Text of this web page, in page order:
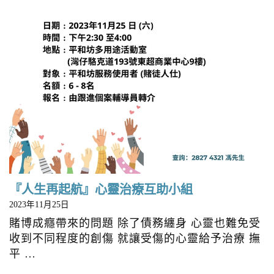
『人生再起航』心靈治療互助小組
2023年11月25日
賭博成癮帶來的問題 除了債務纏身 心靈也難免受
收到不同程度的創傷 就讓受傷的心靈給予治療 撫
平 …